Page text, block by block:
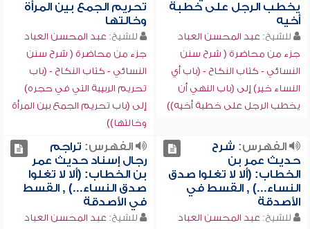
يخطب الرجل على خطبة
أخيه
للشيخ: عبد المحسن العباد
جزء من محاضرة ( شرح سنن
النسائي - كتاب النكاح - (باب أي
النساء خير) إلى (باب النهي أن
يخطب الرجل على خطبة أخيه))
تحريم الجمع بين المرأة
وخالتها
للشيخ: عبد المحسن العباد
جزء من محاضرة ( شرح سنن
النسائي - كتاب النكاح - (باب
تحريم الربيبة التي في حجره)
إلى (باب تحريم الجمع بين المرأة
وخالتها))
الفهرس: شرح
حديث عمر بن
الخطاب: (ألا لا تغلوا صدق
النساء...) , القسط في
الأصدقة
للشيخ: عبد المحسن العباد
الفهرس: تراجم
رجال إسناد حديث عمر
بن الخطاب: (ألا لا تغلوا
صدق النساء...) , القسط
في الأصدقة
للشيخ: عبد المحسن العباد